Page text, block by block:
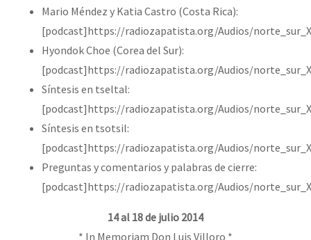
Mario Méndez y Katia Castro (Costa Rica):
[podcast]https://radiozapatista.org/Audios/
Hyondok Choe (Corea del Sur):
[podcast]https://radiozapatista.org/Audios/
Síntesis en tseltal:
[podcast]https://radiozapatista.org/Audios/
Síntesis en tsotsil:
[podcast]https://radiozapatista.org/Audios/
Preguntas y comentarios y palabras de cierre:
[podcast]https://radiozapatista.org/Audios/
14 al 18 de julio 2014
* In Memoriam Don Luis Villoro *